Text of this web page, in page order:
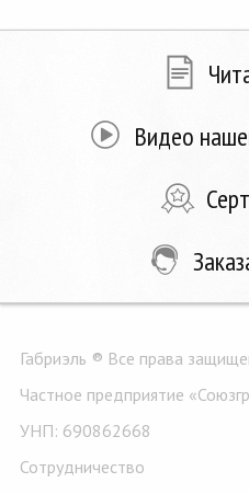
Видео
Габриэль ® Все права
Частное предприятие
УНП: 690862668
Сотрудничество